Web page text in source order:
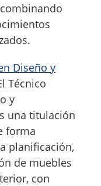
Diseño y
Técnico
y
una titulación
forma
planificación,
de muebles
con